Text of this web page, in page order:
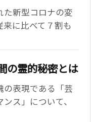
た新型コロナの変
に比べて７割も
の霊的秘密とは
の表現である「芸
ス」について、